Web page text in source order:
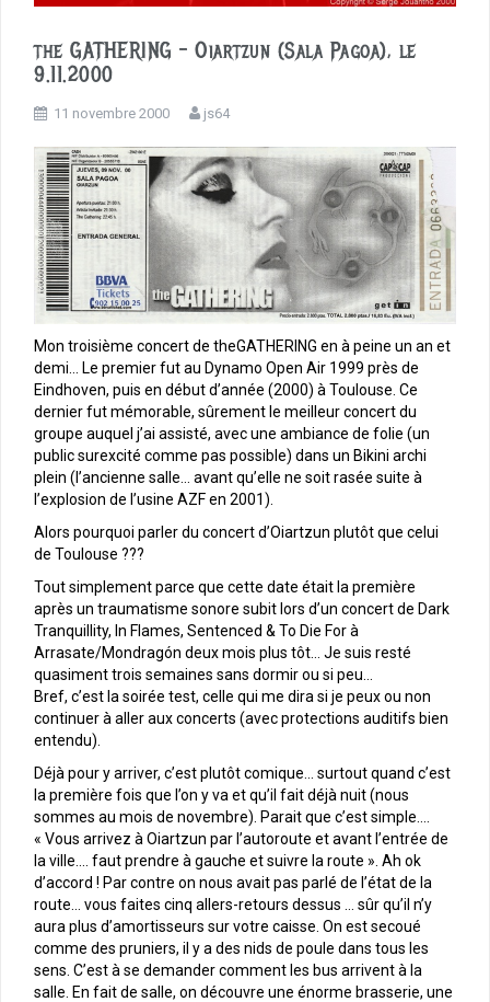
the GATHERING – Oiartzun (Sala Pagoa), le
9.11.2000
11 novembre 2000 js64
Mon troisième concert de theGATHERING en à peine un an et
demi… Le premier fut au Dynamo Open Air 1999 près de
Eindhoven, puis en début d’année (2000) à Toulouse. Ce
dernier fut mémorable, sûrement le meilleur concert du
groupe auquel j’ai assisté, avec une ambiance de folie (un
public surexcité comme pas possible) dans un Bikini archi
plein (l’ancienne salle… avant qu’elle ne soit rasée suite à
l’explosion de l’usine AZF en 2001).
Alors pourquoi parler du concert d’Oiartzun plutôt que celui
de Toulouse ???
Tout simplement parce que cette date était la première
après un traumatisme sonore subit lors d’un concert de Dark
Tranquillity, In Flames, Sentenced & To Die For à
Arrasate/Mondragón deux mois plus tôt… Je suis resté
quasiment trois semaines sans dormir ou si peu…
Bref, c’est la soirée test, celle qui me dira si je peux ou non
continuer à aller aux concerts (avec protections auditifs bien
entendu).
Déjà pour y arriver, c’est plutôt comique… surtout quand c’est
la première fois que l’on y va et qu’il fait déjà nuit (nous
sommes au mois de novembre). Parait que c’est simple….
« Vous arrivez à Oiartzun par l’autoroute et avant l’entrée de
la ville…. faut prendre à gauche et suivre la route ». Ah ok
d’accord ! Par contre on nous avait pas parlé de l’état de la
route… vous faites cinq allers-retours dessus … sûr qu’il n’y
aura plus d’amortisseurs sur votre caisse. On est secoué
comme des pruniers, il y a des nids de poule dans tous les
sens. C’est à se demander comment les bus arrivent à la
salle. En fait de salle, on découvre une énorme brasserie, une